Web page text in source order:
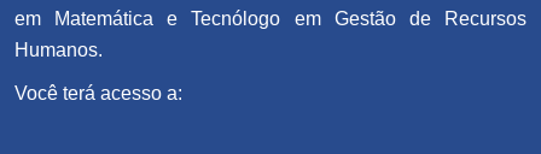
em Matemática e Tecnólogo em Gestão de Recursos
Humanos.
Você terá acesso a: